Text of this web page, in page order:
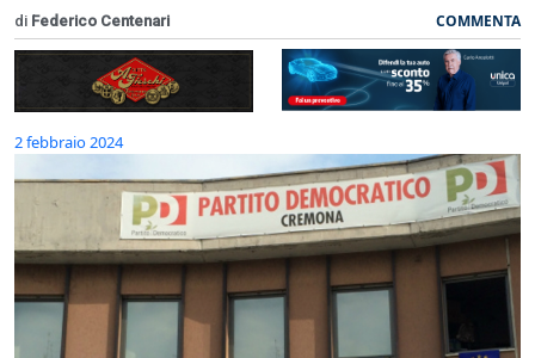
di Federico Centenari COMMENTA
2 febbraio 2024